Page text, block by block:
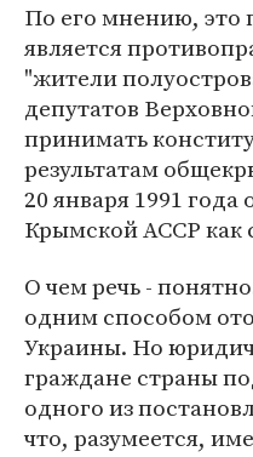
По его мнению, это
является
"жители
депутатов
принимать
результатам
20 января 1991 года
Крымской АССР как
О чем речь -
одним способом
Украины. Но
граждане страны
одного из
что, разумеется,